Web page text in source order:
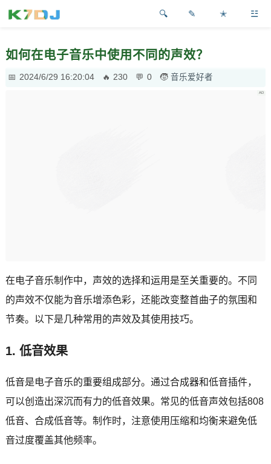
✎ ✭ ☳
如何在电子音乐中使用不同的声效？
2024/6/29 16:20:04 230 0 音乐爱好者
在电子音乐制作中，声效的选择和运用是至关重要的。不同
的声效不仅能为音乐增添色彩，还能改变整首曲子的氛围和
节奏。以下是几种常用的声效及其使用技巧。
1. 低音效果
低音是电子音乐的重要组成部分。通过合成器和低音插件，
可以创造出深沉而有力的低音效果。常见的低音声效包括808
低音、合成低音等。制作时，注意使用压缩和均衡来避免低
音过度覆盖其他频率。